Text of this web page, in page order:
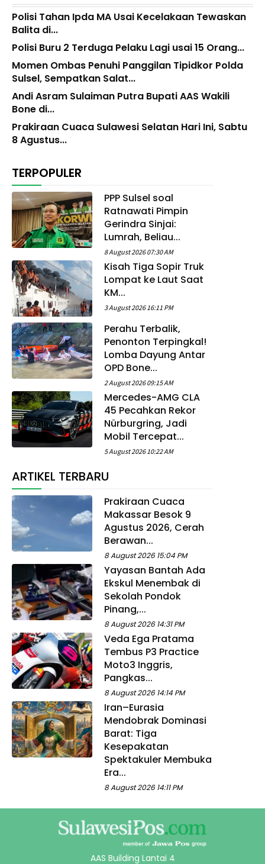
Polisi Tahan Ipda MA Usai Kecelakaan Tewaskan
Balita di...
Polisi Buru 2 Terduga Pelaku Lagi usai 15 Orang...
Momen Ombas Penuhi Panggilan Tipidkor Polda
Sulsel, Sempatkan Salat...
Andi Asram Sulaiman Putra Bupati AAS Wakili
Bone di...
Prakiraan Cuaca Sulawesi Selatan Hari Ini, Sabtu
8 Agustus...
TERPOPULER
PPP Sulsel soal
Ratnawati Pimpin
Gerindra Sinjai:
Lumrah, Beliau...
8 August 2026 07:30 AM
Kisah Tiga Sopir Truk
Lompat ke Laut Saat
KM...
3 August 2026 16:11 PM
Perahu Terbalik,
Penonton Terpingkal!
Lomba Dayung Antar
OPD Bone...
2 August 2026 09:15 AM
Mercedes-AMG CLA
45 Pecahkan Rekor
Nürburgring, Jadi
Mobil Tercepat...
5 August 2026 10:22 AM
ARTIKEL TERBARU
Prakiraan Cuaca
Makassar Besok 9
Agustus 2026, Cerah
Berawan...
8 August 2026 15:04 PM
Yayasan Bantah Ada
Ekskul Menembak di
Sekolah Pondok
Pinang,...
8 August 2026 14:31 PM
Veda Ega Pratama
Tembus P3 Practice
Moto3 Inggris,
Pangkas...
8 August 2026 14:14 PM
Iran–Eurasia
Mendobrak Dominasi
Barat: Tiga
Kesepakatan
Spektakuler Membuka
Era...
8 August 2026 14:11 PM
AAS Building Lantai 4